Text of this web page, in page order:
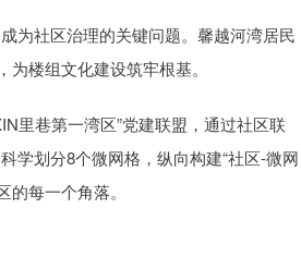
为社区治理的关键问题。馨越河湾居民
楼组文化建设筑牢根基。
里巷第一湾区”党建联盟，通过社区联
学划分8个微网格，纵向构建“社区-微网
每一个角落。